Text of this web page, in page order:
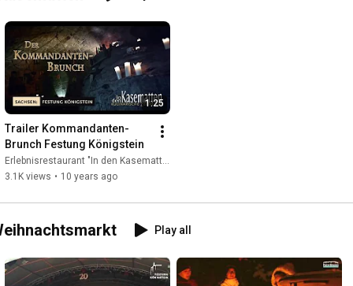
Video credits: Anneke Ebert
1:25
Trailer Kommandanten-
Brunch Festung Königstein
Erlebnisrestaurant "In den Kasematten"
3.1K views • 10 years ago
Play all